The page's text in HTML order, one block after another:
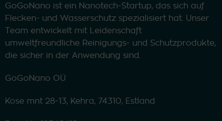
GoGoNano ist ein Nanotech-Startup, das sich auf
Flecken- und Wasserschutz spezialisiert hat. Unser
Team entwickelt mit Leidenschaft
umweltfreundliche Reinigungs- und Schutzprodukte,
die sicher in der Anwendung sind.
GoGoNano OÜ
Kose mnt 28-13, Kehra, 74310, Estland